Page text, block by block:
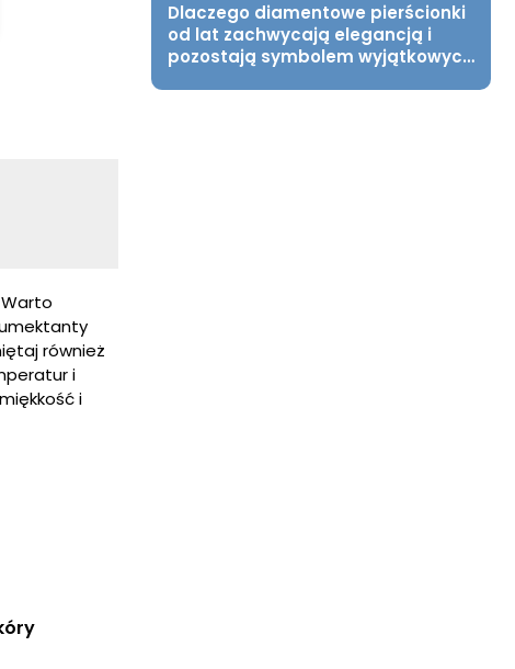
również
i
i
Dlaczego diamentowe pierścionki
od lat zachwycają elegancją i
pozostają symbolem wyjątkowych